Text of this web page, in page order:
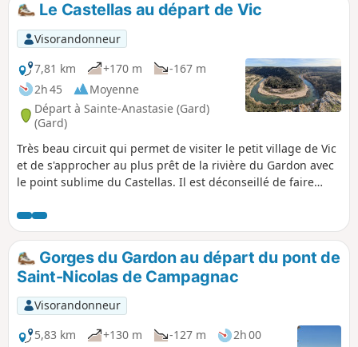
Le Castellas au départ de Vic
Visorandonneur
7,81 km
+170 m
-167 m
2h 45
Moyenne
Départ à Sainte-Anastasie (Gard)
(Gard)
Très beau circuit qui permet de visiter le petit village de Vic
et de s'approcher au plus prêt de la rivière du Gardon avec
le point sublime du Castellas. Il est déconseillé de faire
l’ombre.
Gorges du Gardon au départ du pont de
Saint-Nicolas de Campagnac
Visorandonneur
5,83 km
+130 m -127 m
2h 00